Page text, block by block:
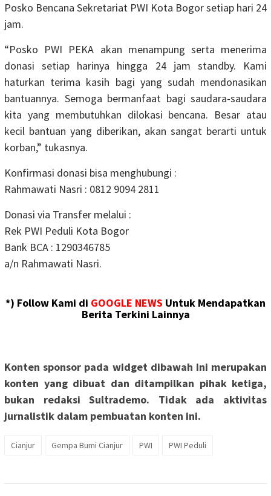
Posko Bencana Sekretariat PWI Kota Bogor setiap hari 24
jam.
“Posko PWI PEKA akan menampung serta menerima
donasi setiap harinya hingga 24 jam standby. Kami
haturkan terima kasih bagi yang sudah mendonasikan
bantuannya. Semoga bermanfaat bagi saudara-saudara
kita yang membutuhkan dilokasi bencana. Besar atau
kecil bantuan yang diberikan, akan sangat berarti untuk
korban,” tukasnya.
Konfirmasi donasi bisa menghubungi :
Rahmawati Nasri : 0812 9094 2811
Donasi via Transfer melalui :
Rek PWI Peduli Kota Bogor
Bank BCA : 1290346785
a/n Rahmawati Nasri.
*) Follow Kami di GOOGLE NEWS Untuk Mendapatkan
Berita Terkini Lainnya
Konten sponsor pada widget dibawah ini merupakan
konten yang dibuat dan ditampilkan pihak ketiga,
bukan redaksi Sultrademo. Tidak ada aktivitas
jurnalistik dalam pembuatan konten ini.
Cianjur Gempa Bumi Cianjur PWI PWI Peduli